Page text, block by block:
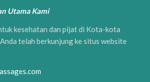
Utama Kami
kesehatan dan pijat di Kota-kota
telah berkunjung ke situs website